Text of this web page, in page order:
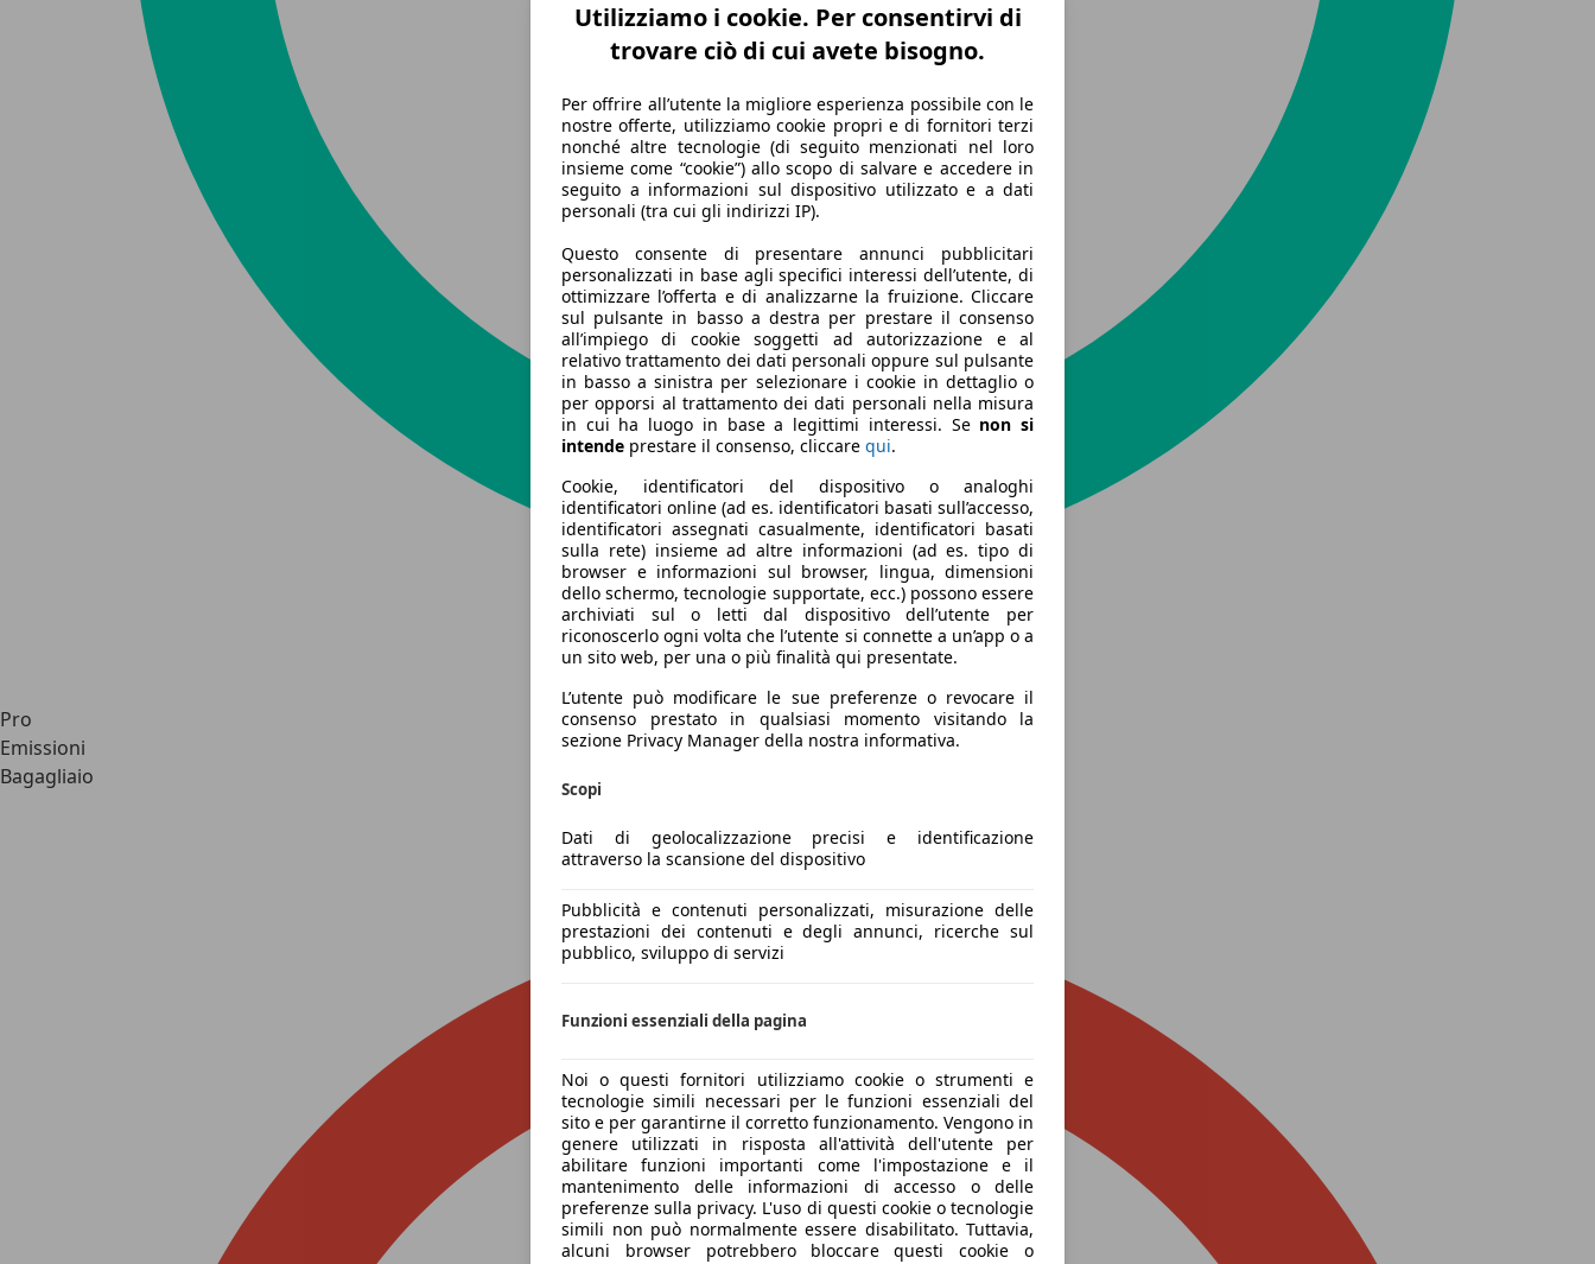
Pro
Emissioni
Bagagliaio
Utilizziamo i cookie. Per consentirvi di
trovare ciò di cui avete bisogno.
Per offrire all’utente la migliore esperienza possibile con le
nostre offerte, utilizziamo cookie propri e di fornitori terzi
nonché altre tecnologie (di seguito menzionati nel loro
insieme come “cookie”) allo scopo di salvare e accedere in
seguito a informazioni sul dispositivo utilizzato e a dati
personali (tra cui gli indirizzi IP).
Questo consente di presentare annunci pubblicitari
personalizzati in base agli specifici interessi dell’utente, di
ottimizzare l’offerta e di analizzarne la fruizione. Cliccare
sul pulsante in basso a destra per prestare il consenso
all’impiego di cookie soggetti ad autorizzazione e al
relativo trattamento dei dati personali oppure sul pulsante
in basso a sinistra per selezionare i cookie in dettaglio o
per opporsi al trattamento dei dati personali nella misura
in cui ha luogo in base a legittimi interessi. Se non si
intende prestare il consenso, cliccare qui.
Cookie, identificatori del dispositivo o analoghi
identificatori online (ad es. identificatori basati sull’accesso,
identificatori assegnati casualmente, identificatori basati
sulla rete) insieme ad altre informazioni (ad es. tipo di
browser e informazioni sul browser, lingua, dimensioni
dello schermo, tecnologie supportate, ecc.) possono essere
archiviati sul o letti dal dispositivo dell’utente per
riconoscerlo ogni volta che l’utente si connette a un’app o a
un sito web, per una o più finalità qui presentate.
L’utente può modificare le sue preferenze o revocare il
consenso prestato in qualsiasi momento visitando la
sezione Privacy Manager della nostra informativa.
Scopi
Dati di geolocalizzazione precisi e identificazione
attraverso la scansione del dispositivo
Pubblicità e contenuti personalizzati, misurazione delle
prestazioni dei contenuti e degli annunci, ricerche sul
pubblico, sviluppo di servizi
Funzioni essenziali della pagina
Noi o questi fornitori utilizziamo cookie o strumenti e
tecnologie simili necessari per le funzioni essenziali del
sito e per garantirne il corretto funzionamento. Vengono in
genere utilizzati in risposta all'attività dell'utente per
abilitare funzioni importanti come l'impostazione e il
mantenimento delle informazioni di accesso o delle
preferenze sulla privacy. L'uso di questi cookie o tecnologie
simili non può normalmente essere disabilitato. Tuttavia,
alcuni browser potrebbero bloccare questi cookie o